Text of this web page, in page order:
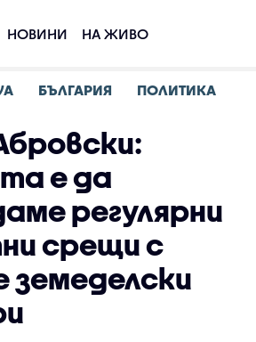
НОВИНИ НА ЖИВО
БЪЛГАРИЯ ПОЛИТИКА
е да
регулярни
срещи с
земеделски